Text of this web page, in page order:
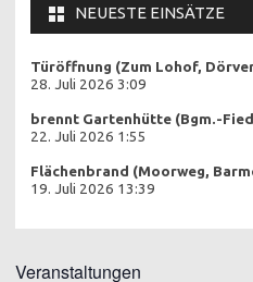
NEUESTE EINSÄTZE
Türöffnung (Zum Lohof,
28. Juli 2026 3:09
brennt Gartenhütte (Bgm.-
22. Juli 2026 1:55
Flächenbrand (Moorweg,
19. Juli 2026 13:39
Veranstaltungen